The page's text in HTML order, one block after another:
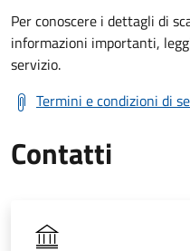
Per conoscere i dettagli di
informazioni importanti,
servizio.
Termini e condizioni di
Contatti